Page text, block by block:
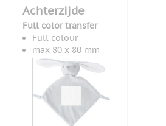
Achterzijde
Full color transfer
Full colour
max 80 x 80 mm